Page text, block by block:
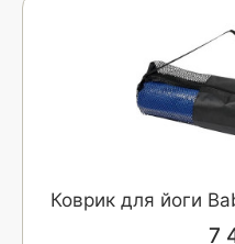
Коврик для йоги
7